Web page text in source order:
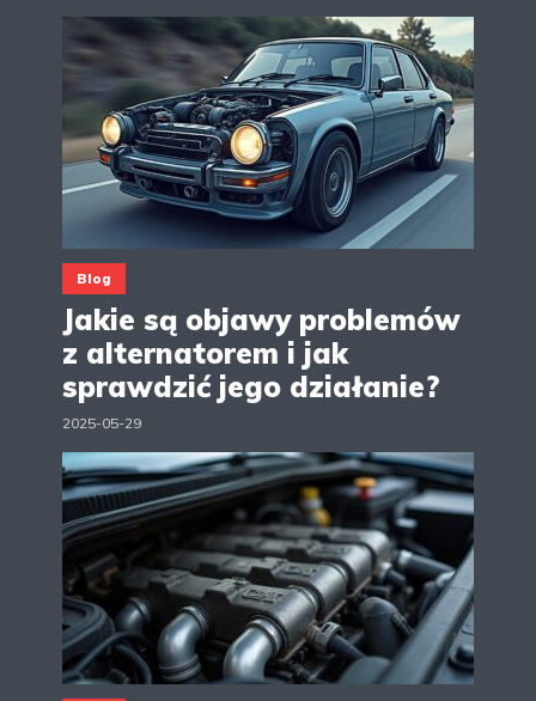
Blog
Jakie są objawy problemów
z alternatorem i jak
sprawdzić jego działanie?
2025-05-29